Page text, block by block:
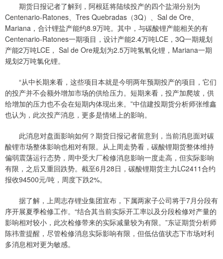
期货日报记者了解到，阿根廷将陆续投产的四个盐湖分别为
Centenario-Ratones、Tres Quebradas（3Q）、Sal de Ore、
Mariana，合计锂盐产能约8.9万吨。其中，与碳酸锂产能相关的有
Centenario-Ratones一期项目，设计产能2.4万吨LCE，3Q一期规划
产能2万吨LCE， Sal de Ore规划为2.5万吨氢氧化锂，Mariana一期
规划2万吨氯化锂。
“从中长期来看，这些项目本就是今明两年预期投产的项目，它们
的投产并不会额外增加市场的供给压力。短期来看，投产加爬坡，供
给增加的压力也不会在短期内体现出来。”中信建投期货分析师张维鑫
也认为，此次投产消息，更多是情绪上的影响。
此消息对盘面影响如何？期货日报记者留意到，当前消息面对碳
酸锂市场整体影响也相对有限。从上周走势看，碳酸锂期货整体维持
偏弱震荡运行态势，周中受大厂检修消息影响一度走高，但实际影响
有限，之后又重回跌势。截至6月28日，碳酸锂期货主力LC2411合约
报收94500元/吨，周度下跌2%。
据了解，上周志存锂业集团宣布，下属两家子公司将于7月分段有
序开展夏季检修工作。“结合其当前实际开工率以及分段检修对产量的
影响相对较小，此次检修带来的实际减量较为有限。”东证期货分析师
陈祎萱提醒，尽管检修消息实际影响有限，但低估值状态下市场对利
多消息相对更为敏感。